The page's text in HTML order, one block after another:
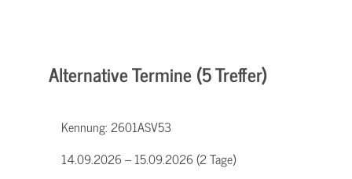
Alternative Termine (5 Treffer)
Kennung:2601ASV53
14.09.2026 – 15.09.2026 (2 Tage)